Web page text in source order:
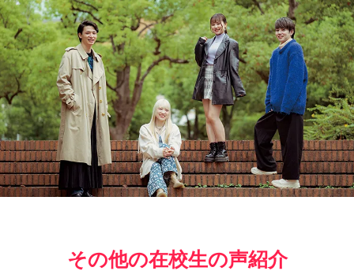
その他の在校生の声紹介